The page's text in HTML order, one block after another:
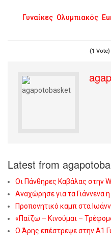
Γυναίκες Ολυμπιακός
(1 Vote)
Latest from
Οι Πάνθηρες Καβάλας στην
Αναχώρησε για τα Γιάννενα
Προπονητικό καμπ στα
«Παίζω – Κινούμαι –
Ο Άρης επέστρεψε στην Α1